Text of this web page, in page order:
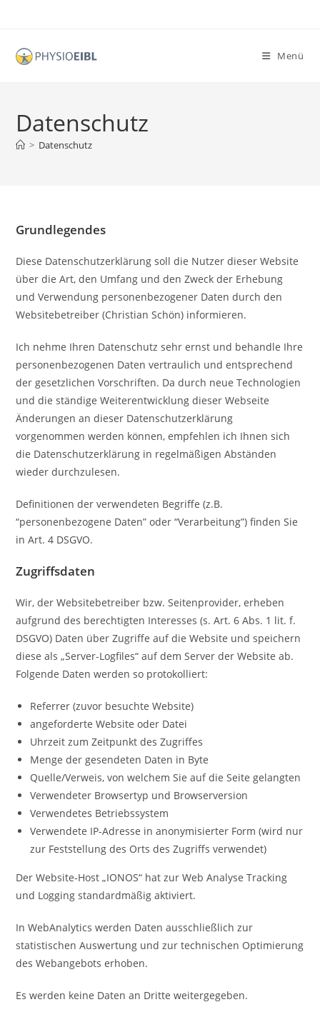
Menü
Datenschutz
> Datenschutz
Grundlegendes
Diese Datenschutzerklärung soll die Nutzer dieser Website
über die Art, den Umfang und den Zweck der Erhebung
und Verwendung personenbezogener Daten durch den
Websitebetreiber (Christian Schön) informieren.
Ich nehme Ihren Datenschutz sehr ernst und behandle Ihre
personenbezogenen Daten vertraulich und entsprechend
der gesetzlichen Vorschriften. Da durch neue Technologien
und die ständige Weiterentwicklung dieser Webseite
Änderungen an dieser Datenschutzerklärung
vorgenommen werden können, empfehlen ich Ihnen sich
die Datenschutzerklärung in regelmäßigen Abständen
wieder durchzulesen.
Definitionen der verwendeten Begriffe (z.B.
“personenbezogene Daten” oder “Verarbeitung”) finden Sie
in Art. 4 DSGVO.
Zugriffsdaten
Wir, der Websitebetreiber bzw. Seitenprovider, erheben
aufgrund des berechtigten Interesses (s. Art. 6 Abs. 1 lit. f.
DSGVO) Daten über Zugriffe auf die Website und speichern
diese als „Server-Logfiles“ auf dem Server der Website ab.
Folgende Daten werden so protokolliert:
Referrer (zuvor besuchte Website)
angeforderte Website oder Datei
Uhrzeit zum Zeitpunkt des Zugriffes
Menge der gesendeten Daten in Byte
Quelle/Verweis, von welchem Sie auf die Seite gelangten
Verwendeter Browsertyp und Browserversion
Verwendetes Betriebssystem
Verwendete IP-Adresse in anonymisierter Form (wird nur
zur Feststellung des Orts des Zugriffs verwendet)
Der Website-Host „IONOS“ hat zur Web Analyse Tracking
und Logging standardmäßig aktiviert.
In WebAnalytics werden Daten ausschließlich zur
statistischen Auswertung und zur technischen Optimierung
des Webangebots erhoben.
Es werden keine Daten an Dritte weitergegeben.